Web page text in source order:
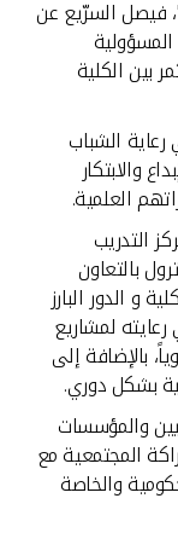
فيصل السرّيع عن
بين الكلية
الشباب
والابتكار
العلمية.
التدريب
بالتعاون
و الدور البارز
لمشاريع
100 مشروع سنوياً، بالإضافة إلى
بشكل دوري.
والمؤسسات
المجتمعية مع
والخاصة